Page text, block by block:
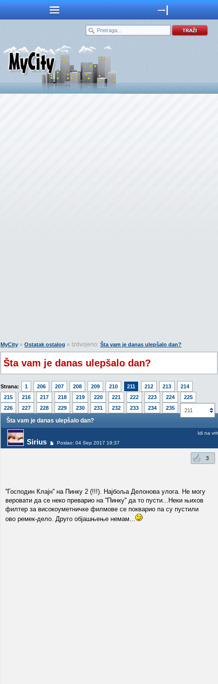
MyCity » Ostatak ostalog » Izdvojeno: Šta vam je danas ulepšalo dan?
Šta vam je danas ulepšalo dan?
Strana: 1 206 207 208 209 210 211 212 213
214
215
216 217 218 219 220 221 222 223 224
225
226
227 228 229 230 231 232 233 234 235 211
Šta vam je danas ulepšalo dan?
Sirius Poslao: 04 Sep 2017 19:37
Idi na vrh
3
''Господин Клајн'' на Пинку 2 (!!!). Најбоља Делонова улога. Не могу
веровати да се неко преварио на ''Пинку'' да то пусти...Неки њихов
филтер за високоуметничке филмове се покварио па су пустили
ово ремек-дело. Друго објашњење немам...